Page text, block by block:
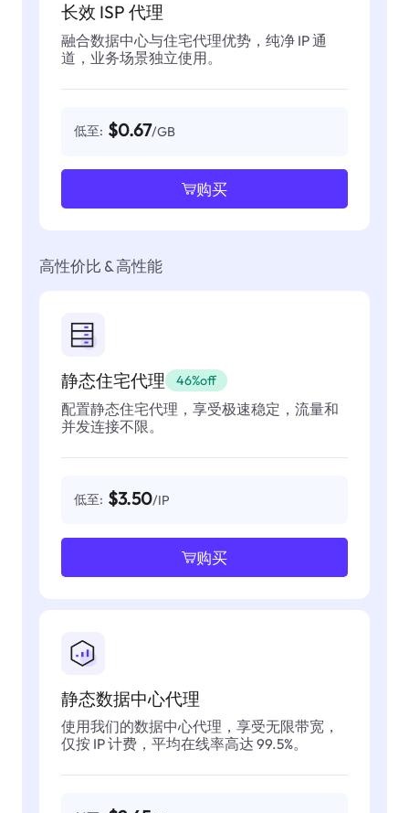
长效 ISP 代理
融合数据中心与住宅代理优势，纯净 IP 通
道，业务场景独立使用。
低至: $0.67/GB
购买
高性价比 & 高性能
静态住宅代理 46%off
配置静态住宅代理，享受极速稳定，流量和
并发连接不限。
低至: $3.50/IP
购买
静态数据中心代理
使用我们的数据中心代理，享受无限带宽，
仅按 IP 计费，平均在线率高达 99.5%。